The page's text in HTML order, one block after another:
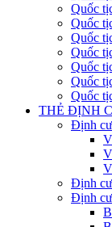
Quốc
Quốc
Quốc
Quốc
Quốc
Quốc
Quốc
THẺ ĐỊNH
Định
Định
Định cư